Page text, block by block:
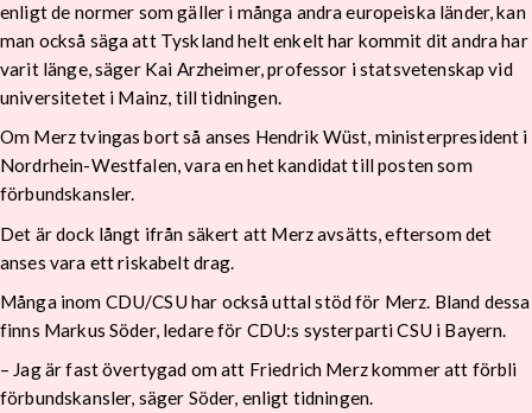
enligt de normer som gäller i många andra europeiska länder, kan
man också säga att Tyskland helt enkelt har kommit dit andra har
varit länge, säger Kai Arzheimer, professor i statsvetenskap vid
universitetet i Mainz, till tidningen.
Om Merz tvingas bort så anses Hendrik Wüst, ministerpresident i
Nordrhein-Westfalen, vara en het kandidat till posten som
förbundskansler.
Det är dock långt ifrån säkert att Merz avsätts, eftersom det
anses vara ett riskabelt drag.
Många inom CDU/CSU har också uttal stöd för Merz. Bland dessa
finns Markus Söder, ledare för CDU:s systerparti CSU i Bayern.
– Jag är fast övertygad om att Friedrich Merz kommer att förbli
förbundskansler, säger Söder, enligt tidningen.